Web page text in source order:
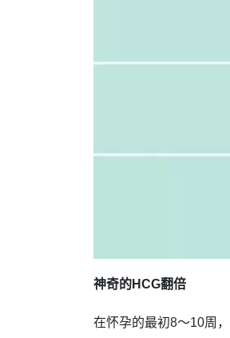
神奇的HCG翻倍
在怀孕的最初8～10周